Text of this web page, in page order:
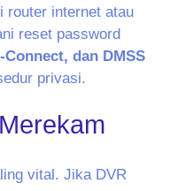
router internet atau
reset password
Connect, dan DMSS
privasi.
vital. Jika DVR